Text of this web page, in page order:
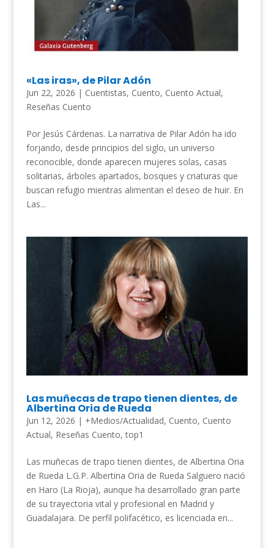
«Las iras», de Pilar Adón
Jun 22, 2026 | Cuentistas, Cuento, Cuento Actual,
Reseñas Cuento
Por Jesús Cárdenas. La narrativa de Pilar Adón ha ido
forjando, desde principios del siglo, un universo
reconocible, donde aparecen mujeres solas, casas
solitarias, árboles apartados, bosques y criaturas que
buscan refugio mientras alimentan el deseo de huir. En
Las...
Las muñecas de trapo tienen dientes, de
Albertina Oria de Rueda
Jun 12, 2026 | +Medios/Actualidad, Cuento, Cuento
Actual, Reseñas Cuento,top1
Las muñecas de trapo tienen dientes, de Albertina Oria
de Rueda L.G.P. Albertina Oria de Rueda Salguero nació
en Haro (La Rioja), aunque ha desarrollado gran parte
de su trayectoria vital y profesional en Madrid y
Guadalajara. De perfil polifacético, es licenciada en...